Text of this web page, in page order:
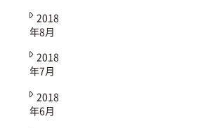
2018
年8月
2018
年7月
2018
年6月